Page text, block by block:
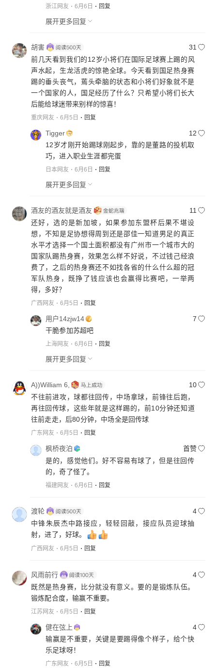
浙江网友 6月6日 回复
展开更多回复
胡害
31
前几天看到我们的12岁小将们在国际足球赛上踢的风
声水起，生龙活虎的惊艳全球。今天看到国足热身赛
踢的垂头丧气，蔫头牵脑的状态和小将们好象就不是
一个国家的人，国足经历了什么？只希望小将们长大
后能给球迷带来别样的惊喜！
重庆网友 6月5日 回复
Tigger
12
12岁才刚开始踢球刚起步，靠的是董路的投机取
巧，进入职业生涯都完蛋
日本网友 6月6日 回复
展开更多回复
酒友的酒友就是酒友
11
还好，选的是新加坡，如果参加东盟杯后果不堪设
想，不知是足协想得周到还是邵佳一知道男足的真正
水平才选择一个国土面积都没有广州市一个城市大的
国家队踢热身赛，效果怎么样不好说，不过钱己经浪
费了，之后的热身赛还不如找各省的什么什么超的冠
军队热身，既挣了钱应该也会赢得比赛吧，一举两
得，多好？
广西网友 6月5日 回复
用户14zjw14
7
干脆参加苏超吧
上海网友 6月6日 回复
展开更多回复
A))William 6,
10
不往前进攻，球都往回传，中场拿球，前锋往后跑，
再往回传球，这些年就是这样踢的，前10分钟还知道
往前走走，后80分钟，中场全是回传球
广东网友 6月5日 回复
枫桥夜泊
首赞
是的，感觉他们。好不容易有球了，但是往回传
的，奇了怪了。
福建网友 6月6日 回复
渡轮
4
中锋朱辰杰中路接应，轻轻回敲，接应队员迎球抽
射，进了，好球。
广西网友 6月5日 回复
风雨前行
4
既然是热身赛，比分就没有意义。要的是锻炼队伍。
锻炼配合度，输赢不重要。
江苏网友 6月5日 回复
健在弦上
4
输赢是不重要，关键是要踢得像个样子，给个快
乐足球呀！
广东网友 6月5日 回复